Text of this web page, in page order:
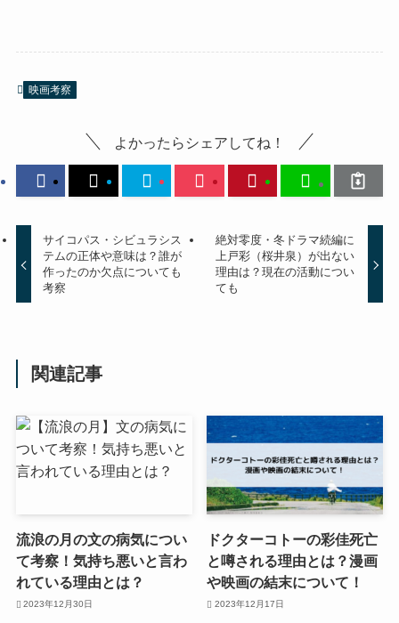
映画考察
よかったらシェアしてね！
サイコパス・シビュラシス
テムの正体や意味は？誰が
作ったのか欠点についても
考察
絶対零度・冬ドラマ続編に
上戸彩（桜井泉）が出ない
理由は？現在の活動につい
ても
関連記事
流浪の月の文の病気につい
て考察！気持ち悪いと言わ
れている理由とは？
2023年12月30日
ドクターコトーの彩佳死亡
と噂される理由とは？漫画
や映画の結末について！
2023年12月17日